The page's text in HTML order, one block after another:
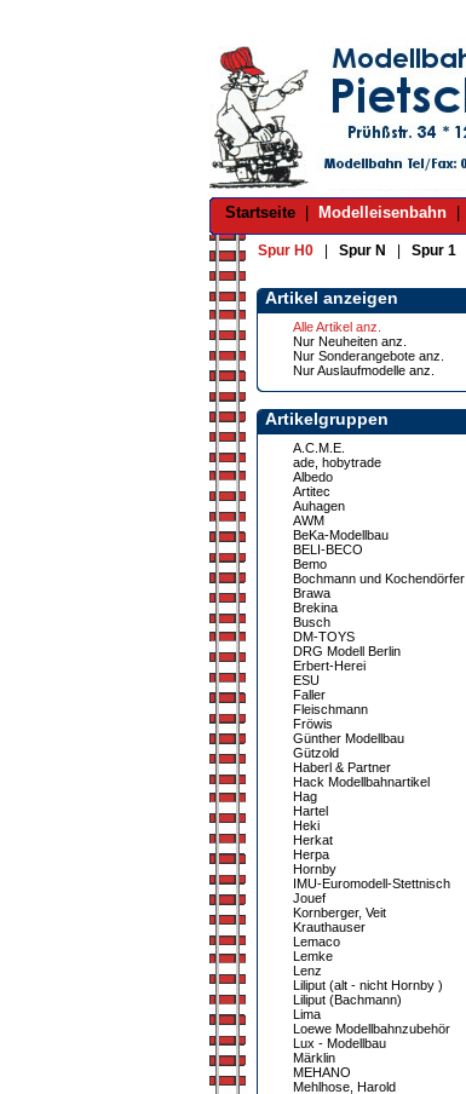
Startseite Modelleisenbahn
Spur H0 Spur N Spur 1
Artikel anzeigen
Alle Artikel anz.
Nur Neuheiten anz.
Nur Sonderangebote anz.
Nur Auslaufmodelle anz.
Artikelgruppen
A.C.M.E.
ade, hobytrade
Albedo
Artitec
Auhagen
AWM
BeKa-Modellbau
BELI-BECO
Bemo
Bochmann und Kochendörfer
Brawa
Brekina
Busch
DM-TOYS
DRG Modell Berlin
Erbert-Herei
ESU
Faller
Fleischmann
Fröwis
Günther Modellbau
Gützold
Haberl & Partner
Hack Modellbahnartikel
Hag
Hartel
Heki
Herkat
Herpa
Hornby
IMU-Euromodell-Stettnisch
Jouef
Kornberger, Veit
Krauthauser
Lemaco
Lemke
Lenz
Liliput (alt - nicht Hornby )
Liliput (Bachmann)
Lima
Loewe Modellbahnzubehör
Lux - Modellbau
Märklin
MEHANO
Mehlhose, Harold